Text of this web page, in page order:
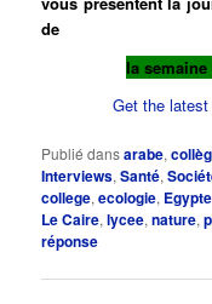
de
la
Get the
Publié dansarabe,
Interviews,Santé,
college,ecologie, Egypte
Le Caire,lycee,nature,
réponse